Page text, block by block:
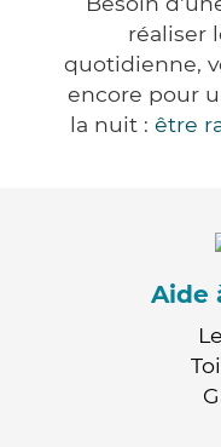
réaliser
quotidienne,
encore pour
la nuit : être
Aide